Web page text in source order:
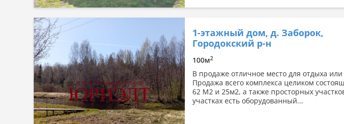
1-этажный дом, д. Заборок,
Городокский р-н
100м2
В продаже отличное место для отдыха или
Продажа всего комплекса целиком
62 М2 и 25м2, а также просторных
участках есть оборудованный...